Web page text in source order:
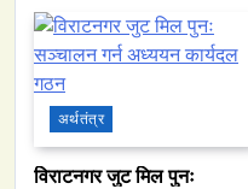
अर्थतंत्र
विराटनगर जुट मिल पुनः